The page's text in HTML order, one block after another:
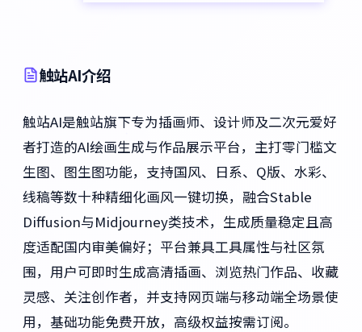
触站AI介绍
触站AI是触站旗下专为插画师、设计师及二次元爱好
者打造的AI绘画生成与作品展示平台，主打零门槛文
生图、图生图功能，支持国风、日系、Q版、水彩、
线稿等数十种精细化画风一键切换，融合Stable
Diffusion与Midjourney类技术，生成质量稳定且高
度适配国内审美偏好；平台兼具工具属性与社区氛
围，用户可即时生成高清插画、浏览热门作品、收藏
灵感、关注创作者，并支持网页端与移动端全场景使
用，基础功能免费开放，高级权益按需订阅。